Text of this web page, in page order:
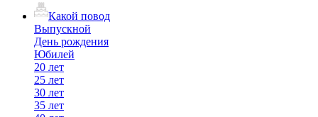
Какой повод
Выпускной
День рождения
Юбилей
20 лет
25 лет
30 лет
35 лет